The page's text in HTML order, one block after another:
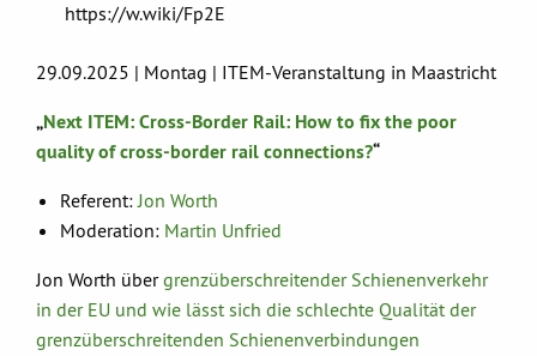
https://w.wiki/Fp2E
29.09.2025 | Montag | ITEM-Veranstaltung in Maastricht
„Next ITEM: Cross-Border Rail: How to fix the poor
quality of cross-border rail connections?“
Referent:Jon Worth
Moderation: Martin Unfried
Jon Worth übergrenzüberschreitender Schienenverkehr
in der EU und wie lässt sich die schlechte Qualität der
grenzüberschreitenden Schienenverbindungen